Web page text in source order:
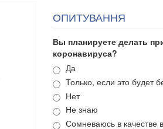
ОПИТУВАННЯ
Вы планируете делать
коронавируса?
Варианты
Да
Только, если это будет
Нет
Не знаю
Сомневаюсь в качестве